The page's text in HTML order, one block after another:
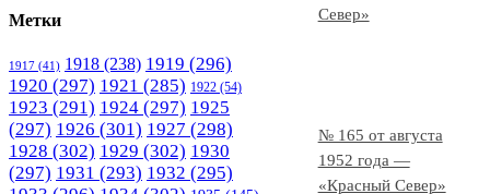
Север»
№ 165 от августа
1952 года —
«Красный Север»
Метки
1917 (41) 1918 (238) 1919 (296)
1920 (297) 1921 (285) 1922 (54)
1923 (291) 1924 (297) 1925
(297) 1926 (301) 1927 (298)
1928 (302) 1929 (302) 1930
(297) 1931 (293) 1932 (295)